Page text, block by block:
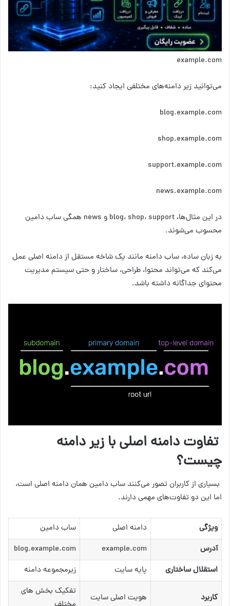
example.com
می‌توانید زیر دامنه‌های مختلفی ایجاد کنید:
blog.example.com
shop.example.com
support.example.com
news.example.com
در این مثال‌ها، blog، shop، support و news همگی ساب دامین
محسوب می‌شوند.
به زبان ساده، ساب دامنه مانند یک شاخه مستقل از دامنه اصلی عمل
می‌کند که می‌تواند محتوا، طراحی، ساختار و حتی سیستم مدیریت
محتوای جداگانه داشته باشد.
تفاوت دامنه اصلی با زیر دامنه
چیست؟
بسیاری از کاربران تصور می‌کنند ساب دامین همان دامنه اصلی است،
اما این دو تفاوت‌های مهمی دارند.
ویژگی دامنه اصلی
ساب دامین
آدرس
example.com
blog.example.com
استقلال ساختاری
پایه سایت زیرمجموعه دامنه
کاربرد هویت اصلی سایت
تفکیک بخش های